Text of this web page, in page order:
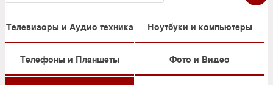
Телевизоры и Аудио техника Ноутбуки и компьютеры
Телефоны и Планшеты Фото и Видео